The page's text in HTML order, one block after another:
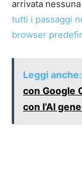
arrivata
tutti i passaggi
browser
Leggi anche:
con Google
con l’AI